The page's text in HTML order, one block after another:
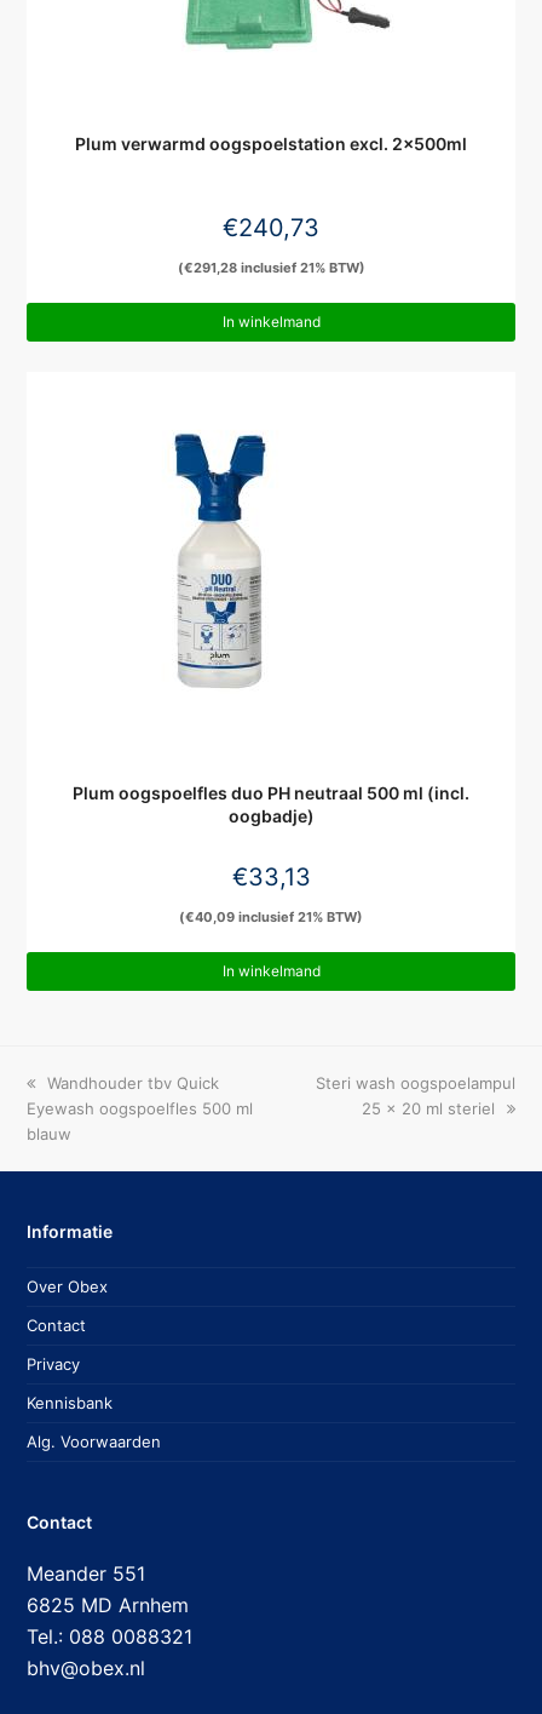
Plum verwarmd oogspoelstation excl. 2x500ml
€240,73
(€291,28inclusief 21% BTW)
In winkelmand
Plum oogspoelfles duo PH neutraal 500 ml (incl.
oogbadje)
€33,13
(€40,09 inclusief 21% BTW)
In winkelmand
previous
post:
Wandhouder tbv Quick
Eyewash oogspoelfles 500 ml
blauw
next
Steri wash oogspoelampul
25 x 20 ml steriel
Informatie
Over Obex
Contact
Privacy
Kennisbank
Alg. Voorwaarden
Contact
Meander 551
6825 MD Arnhem
Tel.: 088 0088321
bhv@obex.nl